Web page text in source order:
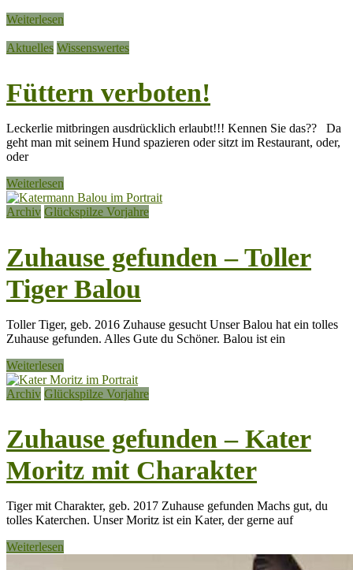
Weiterlesen
Aktuelles Wissenswertes
Füttern verboten!
Leckerlie mitbringen ausdrücklich erlaubt!!! Kennen Sie das?? Da
geht man mit seinem Hund spazieren oder sitzt im Restaurant, oder,
oder
Weiterlesen
Archiv Glückspilze Vorjahre
Zuhause gefunden – Toller
Tiger Balou
Toller Tiger, geb. 2016 Zuhause gesucht Unser Balou hat ein tolles
Zuhause gefunden. Alles Gute du Schöner. Balou ist ein
Weiterlesen
Archiv Glückspilze Vorjahre
Zuhause gefunden – Kater
Moritz mit Charakter
Tiger mit Charakter, geb. 2017 Zuhause gefunden Machs gut, du
tolles Katerchen. Unser Moritz ist ein Kater, der gerne auf
Weiterlesen